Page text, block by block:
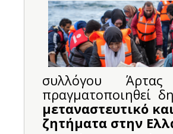
συλλόγου
πραγματοποιηθεί
μεταναστευτικό
ζητήματα στην